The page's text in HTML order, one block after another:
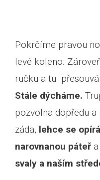
Pokrčíme pravou
levé koleno.
ručku a tu
Stále dýcháme.
pozvolna dopředu
záda, lehce se
narovnanou páteř
svaly a naším